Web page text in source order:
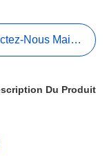
Nous Maintenant
Du Produit